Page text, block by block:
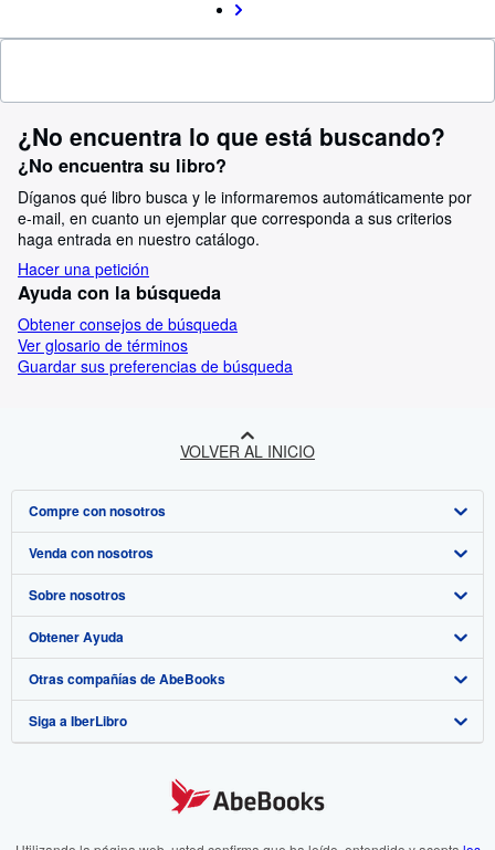
¿No encuentra lo que está buscando?
¿No encuentra su libro?
Díganos qué libro busca y le informaremos automáticamente por
e-mail, en cuanto un ejemplar que corresponda a sus criterios
haga entrada en nuestro catálogo.
Hacer una petición
Ayuda con la búsqueda
Obtener consejos de búsqueda
Ver glosario de términos
Guardar sus preferencias de búsqueda
VOLVER AL INICIO
Compre con nosotros
Búsqueda avanzada
Colecciones
Mi cuenta
Mis pedidos
Ver carrito
Venda con nosotros
Comenzar a vender
Únase a nuestro programa de afiliados
Recomiende un vendedor
Sobre nosotros
Sobre IberLibro
Medios
Empleo
Preferencias de cookies
Obtener Ayuda
Preguntas frecuentes y guías
Atención al Cliente
Otras compañías de AbeBooks
AbeBooks.com
Siga a IberLibro